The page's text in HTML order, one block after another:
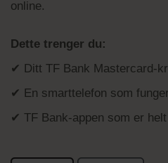
online.
Dette trenger du:
✔ Ditt TF Bank Mastercard-
✔ En smarttelefon som
✔ TF Bank-appen som er